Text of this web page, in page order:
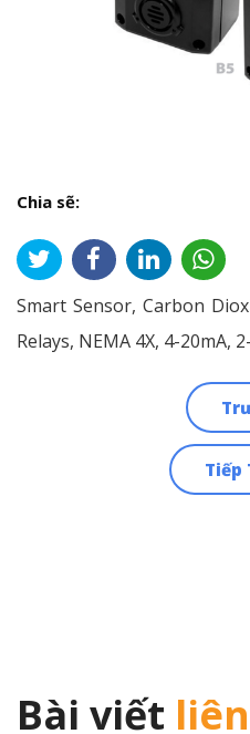
Chia sẽ:
Smart Sensor, Carbon
Relays, NEMA 4X, 4-20mA,
Tiếp
Bài viết